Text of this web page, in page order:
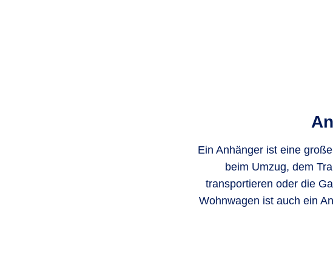
Ein Anhänger ist eine
beim Umzug, dem
transportieren oder die
Wohnwagen ist auch ein